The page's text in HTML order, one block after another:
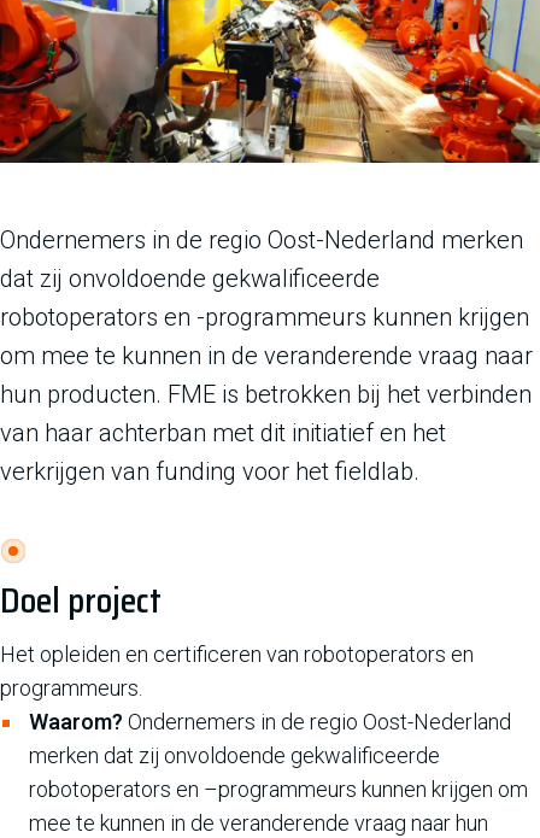
Ondernemers in de regio Oost-Nederland merken
dat zij onvoldoende gekwalificeerde
robotoperators en -programmeurs kunnen krijgen
om mee te kunnen in de veranderende vraag naar
hun producten. FME is betrokken bij het verbinden
van haar achterban met dit initiatief en het
verkrijgen van funding voor het fieldlab.
Doel project
Het opleiden en certificeren van robotoperators en
programmeurs.
Waarom? Ondernemers in de regio Oost-Nederland
merken dat zij onvoldoende gekwalificeerde
robotoperators en –programmeurs kunnen krijgen om
mee te kunnen in de veranderende vraag naar hun